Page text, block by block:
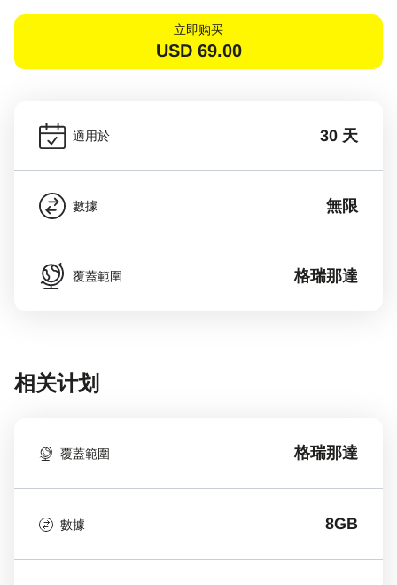
立即购买
USD 69.00
適用於 30 天
數據 無限
覆蓋範圍 格瑞那達
相关计划
覆蓋範圍 格瑞那達
數據 8GB